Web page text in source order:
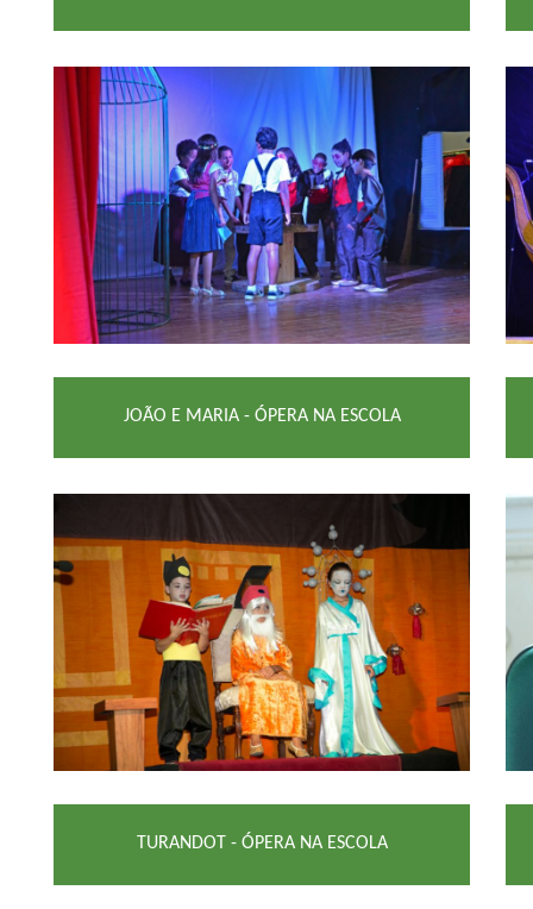
JOÃO E MARIA - ÓPERA NA ESCOLA
TURANDOT - ÓPERA NA ESCOLA